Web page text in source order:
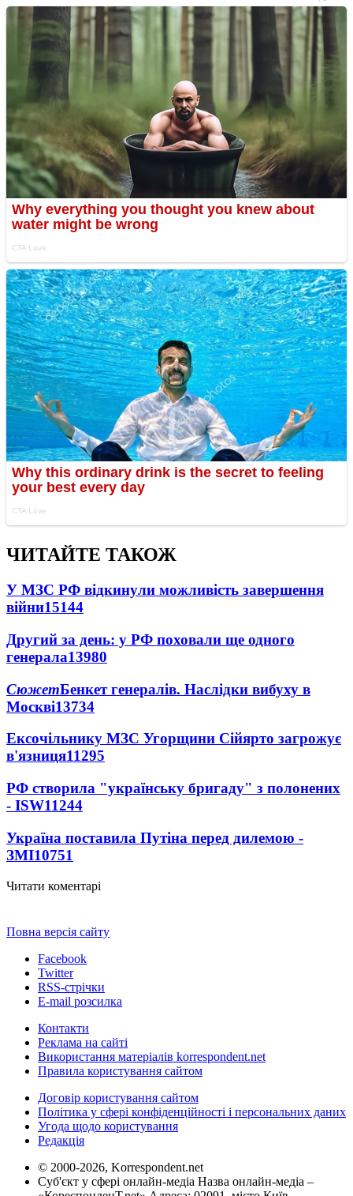
ЧИТАЙТЕ ТАКОЖ
У МЗС РФ відкинули можливість завершення
війни15144
Другий за день: у РФ поховали ще одного
генерала13980
СюжетБенкет генералів. Наслідки вибуху в
Москві13734
Ексочільнику МЗС Угорщини Сійярто загрожує
в'язниця11295
РФ створила "українську бригаду" з полонених
- ISW11244
Україна поставила Путіна перед дилемою -
ЗМІ10751
Читати коментарі
Повна версія сайту
Facebook
Twitter
RSS-стрічки
E-mail розсилка
Контакти
Реклама на сайті
Використання матеріалів korrespondent.net
Правила користування сайтом
Договір користування сайтом
Політика у сфері конфіденційності і персональних даних
Угода щодо користування
Редакція
© 2000-2026, Korrespondent.net
Суб'єкт у сфері онлайн-медіа Назва онлайн-медіа –